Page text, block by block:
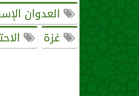
العدوان
غزة